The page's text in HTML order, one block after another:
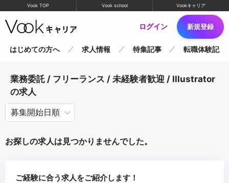
Vook TOP Vook school Vookキャリア
ログイン 新規登録
はじめての方へ 求人情報 特集記事 転職体験記
業務委託 / フリーランス / 未経験者歓迎 / Illustrator
の求人
お探しの求人は見つかりませんでした。
ご経験に合う求人をご紹介します！